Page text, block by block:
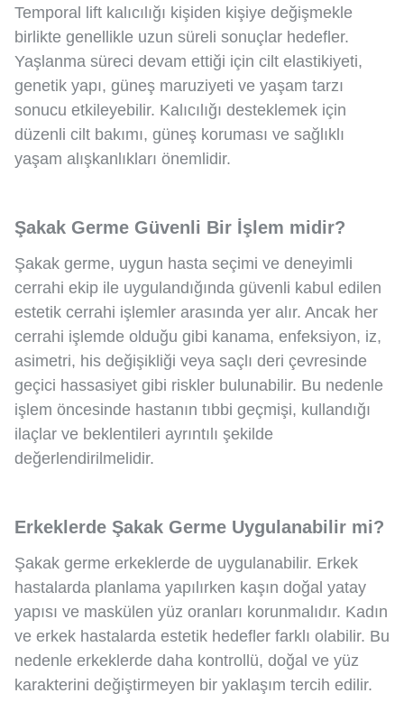
Temporal lift kalıcılığı kişiden kişiye değişmekle
birlikte genellikle uzun süreli sonuçlar hedefler.
Yaşlanma süreci devam ettiği için cilt elastikiyeti,
genetik yapı, güneş maruziyeti ve yaşam tarzı
sonucu etkileyebilir. Kalıcılığı desteklemek için
düzenli cilt bakımı, güneş koruması ve sağlıklı
yaşam alışkanlıkları önemlidir.
Şakak Germe Güvenli Bir İşlem midir?
Şakak germe, uygun hasta seçimi ve deneyimli
cerrahi ekip ile uygulandığında güvenli kabul edilen
estetik cerrahi işlemler arasında yer alır. Ancak her
cerrahi işlemde olduğu gibi kanama, enfeksiyon, iz,
asimetri, his değişikliği veya saçlı deri çevresinde
geçici hassasiyet gibi riskler bulunabilir. Bu nedenle
işlem öncesinde hastanın tıbbi geçmişi, kullandığı
ilaçlar ve beklentileri ayrıntılı şekilde
değerlendirilmelidir.
Erkeklerde Şakak Germe Uygulanabilir mi?
Şakak germe erkeklerde de uygulanabilir. Erkek
hastalarda planlama yapılırken kaşın doğal yatay
yapısı ve maskülen yüz oranları korunmalıdır. Kadın
ve erkek hastalarda estetik hedefler farklı olabilir. Bu
nedenle erkeklerde daha kontrollü, doğal ve yüz
karakterini değiştirmeyen bir yaklaşım tercih edilir.